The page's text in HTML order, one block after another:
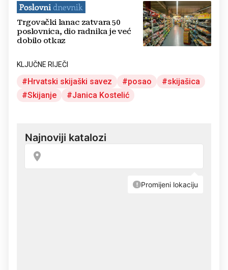
Trgovački lanac zatvara 50
poslovnica, dio radnika je već
dobilo otkaz
KLJUČNE RIJEČI
Hrvatski skijaški savez posao
skijašica
Skijanje
Janica Kostelić